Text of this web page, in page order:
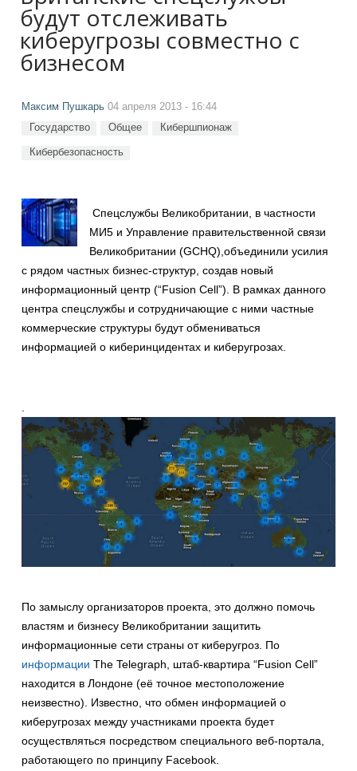
будут отслеживать
киберугрозы совместно с
бизнесом
Максим Пушкарь 04 апреля 2013 - 16:44
Государство Общее Кибершпионаж
Кибербезопасность
Спецслужбы Великобритании, в частности
МИ5 и Управление правительственной связи
Великобритании (GCHQ),объединили усилия
с рядом частных бизнес-структур, создав новый
информационный центр (“Fusion Cell”). В рамках данного
центра спецслужбы и сотрудничающие с ними частные
коммерческие структуры будут обмениваться
информацией о киберинцидентах и киберугрозах.
По замыслу организаторов проекта, это должно помочь
властям и бизнесу Великобритании защитить
информационные сети страны от киберугроз. По
информации The Telegraph, штаб-квартира “Fusion Cell”
находится в Лондоне (её точное местоположение
неизвестно). Известно, что обмен информацией о
киберугрозах между участниками проекта будет
осуществляться посредством специального веб-портала,
работающего по принципу Facebook.